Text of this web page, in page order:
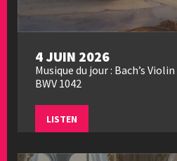
4 JUIN 2026
Musique du jour : Bach’s
BWV 1042
LISTEN